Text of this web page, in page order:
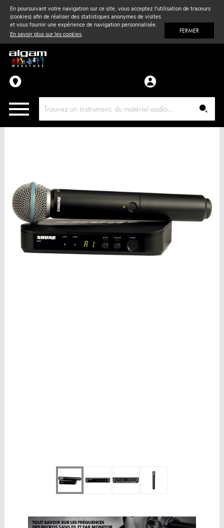
En poursuivant votre navigation sur ce site, vous acceptez l'utilisation de traceurs
(cookies) afin de réaliser des statistiques anonymes de visites
et vous fournir une expérience de navigation personnalisée.
En savoir plus sur les cookies. FERMER
Vent& Violon
Accessoires
Pièces détachées